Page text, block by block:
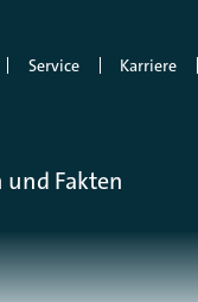
Service Karriere
und Fakten